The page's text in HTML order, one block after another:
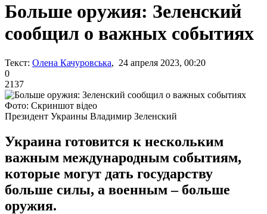
Больше оружия: Зеленский
сообщил о важных событиях
Текст: Олена Качуровська, 24 апреля 2023, 00:20
0
2137
Фото: Скриншот відео
Президент Украины Владимир Зеленский
Украина готовится к нескольким
важным международным событиям,
которые могут дать государству
больше силы, а военным – больше
оружия.